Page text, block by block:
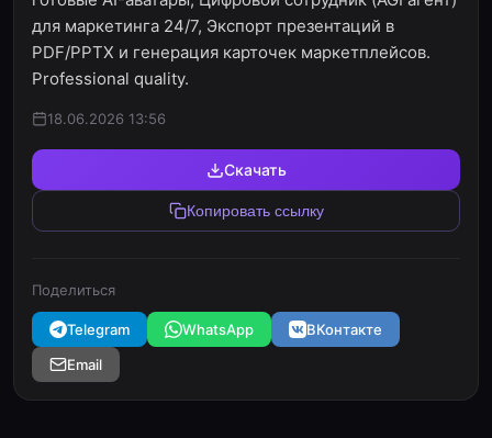
для маркетинга 24/7, Экспорт презентаций в
PDF/PPTX и генерация карточек маркетплейсов.
Professional quality.
18.06.2026 13:56
Скачать
Копировать ссылку
Поделиться
Telegram WhatsApp
ВКонтакте
Email